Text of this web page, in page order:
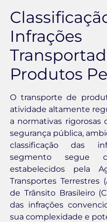
Produtos
O transporte de
atividade altamente
a normativas rigorosas
segurança pública,
classificação das
segmento segue
estabelecidos pela
Transportes Terrestres
de Trânsito Brasileiro
das infrações
sua complexidade e